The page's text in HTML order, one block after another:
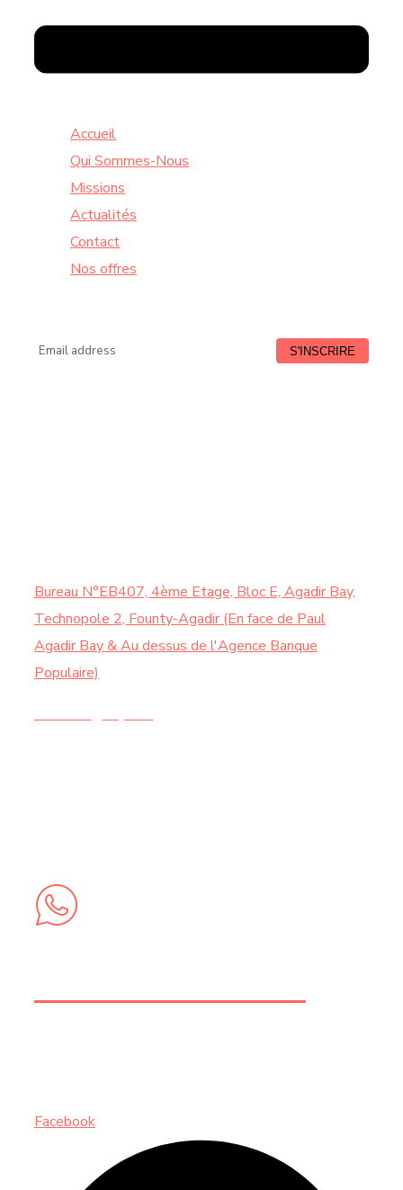
Accueil
Qui Sommes-Nous
Missions
Actualités
Contact
Nos offres
Bureau N°EB407, 4ème Etage, Bloc E, Agadir Bay,
Technopole 2, Founty-Agadir (En face de Paul
Agadir Bay & Au dessus de l'Agence Banque
Populaire)
+212 6 74 58 73 62
Facebook